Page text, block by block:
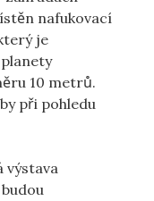
nafukovací
je
10 metrů.
při pohledu
výstava